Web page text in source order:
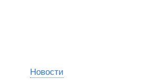
Новости